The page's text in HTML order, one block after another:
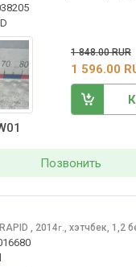
1 848.00 RUR
1 596.00
Позвонить
, 2014г., хэтчбек, 1,2